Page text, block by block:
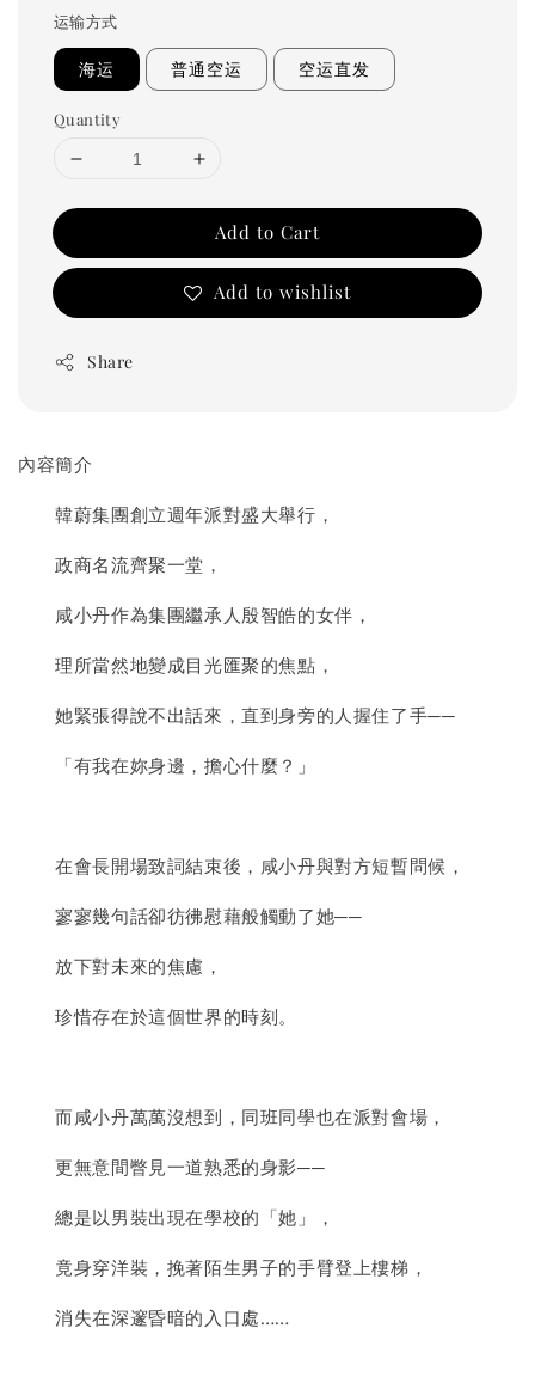
运输方式
海运 普通空运 空运直发
Quantity
Add to Cart
Add to wishlist
Share
內容簡介
韓蔚集團創立週年派對盛大舉行，
政商名流齊聚一堂，
咸小丹作為集團繼承人殷智皓的女伴，
理所當然地變成目光匯聚的焦點，
她緊張得說不出話來，直到身旁的人握住了手──
「有我在妳身邊，擔心什麼？」
在會長開場致詞結束後，咸小丹與對方短暫問候，
寥寥幾句話卻彷彿慰藉般觸動了她──
放下對未來的焦慮，
珍惜存在於這個世界的時刻。
而咸小丹萬萬沒想到，同班同學也在派對會場，
更無意間瞥見一道熟悉的身影──
總是以男裝出現在學校的「她」，
竟身穿洋裝，挽著陌生男子的手臂登上樓梯，
消失在深邃昏暗的入口處……